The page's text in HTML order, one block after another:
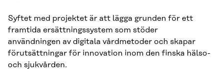
Syftet med projektet är att lägga grunden för ett
framtida ersättningssystem som stöder
användningen av digitala vårdmetoder och skapar
förutsättningar för innovation inom den finska hälso-
och sjukvården.